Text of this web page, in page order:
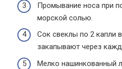
Промывание носа при
морской солью.
Сок свеклы по 2 капли
закапывают через
Мелко нашинкованный